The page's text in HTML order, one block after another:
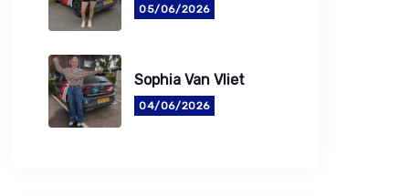
05/06/2026
Sophia Van Vliet
04/06/2026